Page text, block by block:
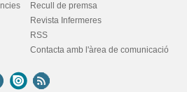
Recull de premsa
Revista Infermeres
RSS
Contacta amb l'àrea de comunicació